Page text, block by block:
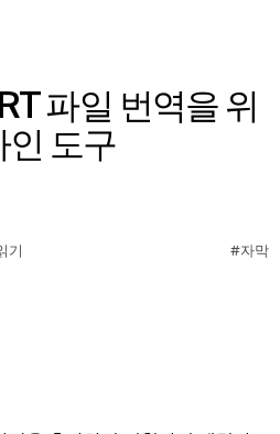
인 도구
기 #자막